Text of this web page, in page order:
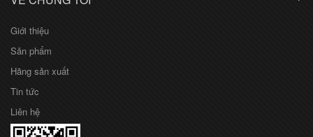
Giới thiệu
Sản phẩm
Hãng sản xuất
Tin tức
Liên hệ